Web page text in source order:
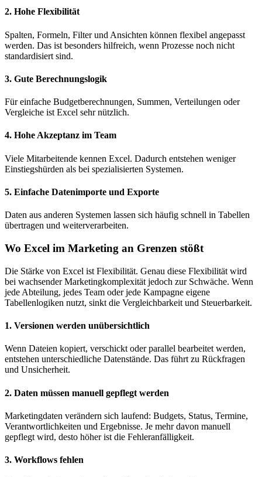
2. Hohe Flexibilität
Spalten, Formeln, Filter und Ansichten können flexibel angepasst
werden. Das ist besonders hilfreich, wenn Prozesse noch nicht
standardisiert sind.
3. Gute Berechnungslogik
Für einfache Budgetberechnungen, Summen, Verteilungen oder
Vergleiche ist Excel sehr nützlich.
4. Hohe Akzeptanz im Team
Viele Mitarbeitende kennen Excel. Dadurch entstehen weniger
Einstiegshürden als bei spezialisierten Systemen.
5. Einfache Datenimporte und Exporte
Daten aus anderen Systemen lassen sich häufig schnell in Tabellen
übertragen und weiterverarbeiten.
Wo Excel im Marketing an Grenzen stößt
Die Stärke von Excel ist Flexibilität. Genau diese Flexibilität wird
bei wachsender Marketingkomplexität jedoch zur Schwäche. Wenn
jede Abteilung, jedes Team oder jede Kampagne eigene
Tabellenlogiken nutzt, sinkt die Vergleichbarkeit und Steuerbarkeit.
1. Versionen werden unübersichtlich
Wenn Dateien kopiert, verschickt oder parallel bearbeitet werden,
entstehen unterschiedliche Datenstände. Das führt zu Rückfragen
und Unsicherheit.
2. Daten müssen manuell gepflegt werden
Marketingdaten verändern sich laufend: Budgets, Status, Termine,
Verantwortlichkeiten und Ergebnisse. Je mehr davon manuell
gepflegt wird, desto höher ist die Fehleranfälligkeit.
3. Workflows fehlen